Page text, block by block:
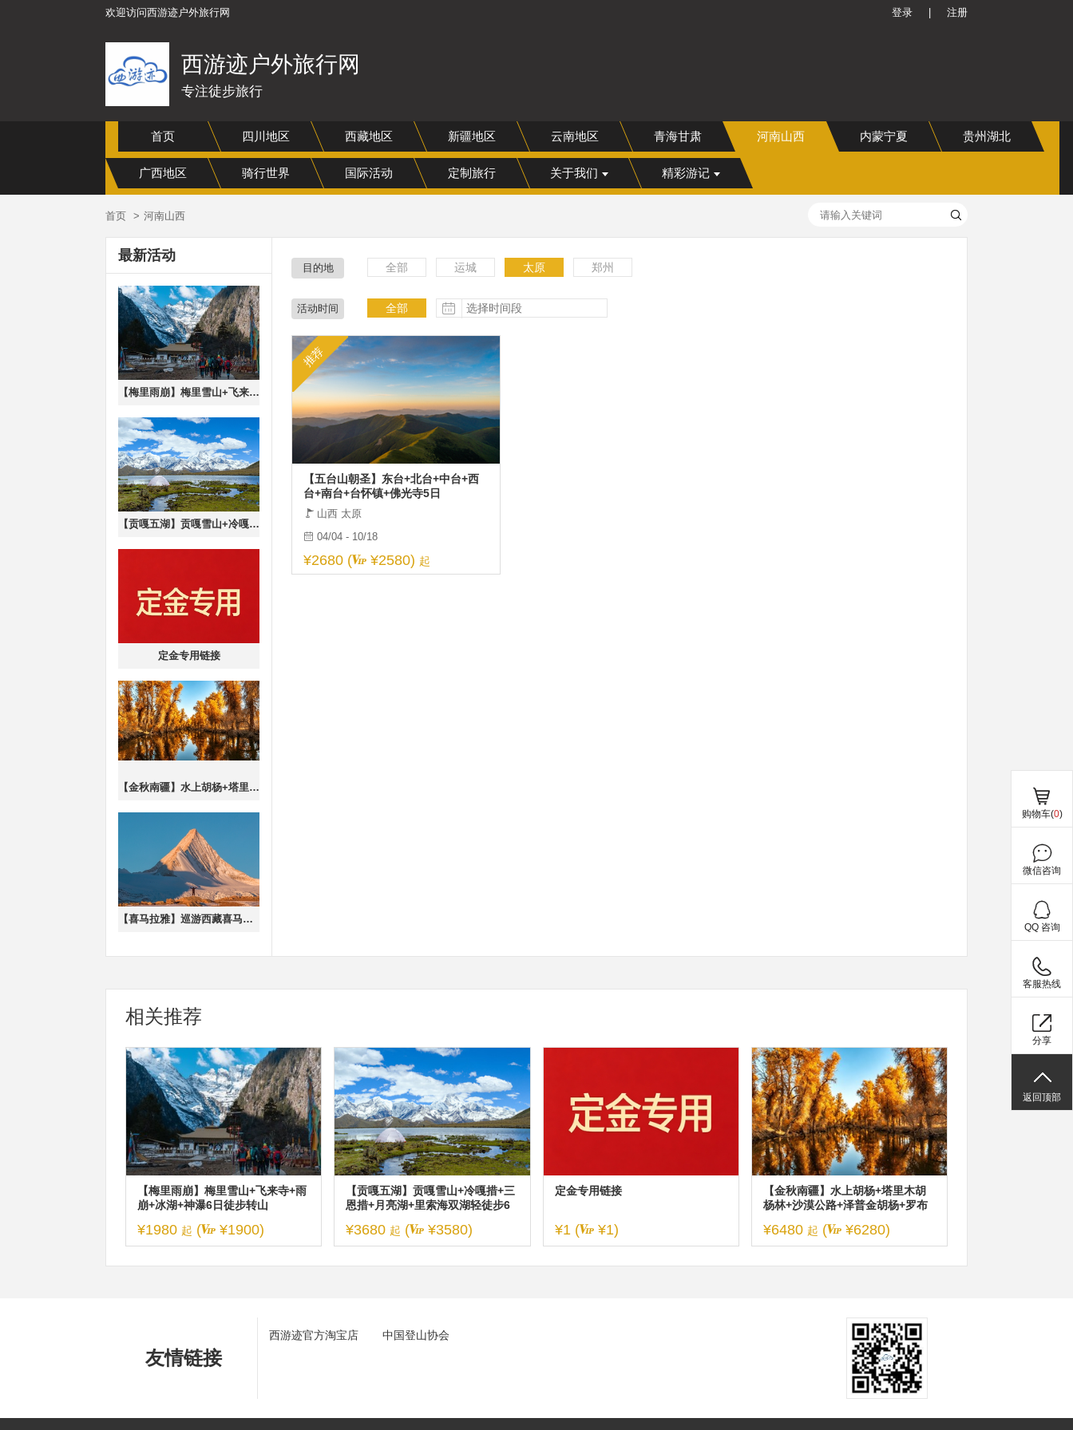
欢迎访问西游迹户外旅行网 登录 注册
西游迹户外旅行网
专注徒步旅行
首页 四川地区 西藏地区 新疆地区 云南地区 青海甘肃 河南山西 内蒙宁夏 贵州湖北
广西地区 骑行世界 国际活动 定制旅行 关于我们 精彩游记
首页 河南山西
最新活动
【梅里雨崩】梅里雪山+飞来寺+雨崩+冰湖+神瀑6日徒步转山
【贡嘎五湖】贡嘎雪山+冷嘎措+三恩措+月亮湖+里索海双湖轻徒步6日
定金专用链接
【金秋南疆】水上胡杨+塔里木胡杨林+沙漠公路+泽普金胡杨+罗布人村寨+喀什古城休闲7日游（2-6人/车）
【喜马拉雅】巡游西藏喜马拉雅边境线8日游·越野车团
目的地 全部 运城 太原 郑州
活动时间 全部
推荐
【五台山朝圣】东台+北台+中台+西
台+南台+台怀镇+佛光寺5日
山西 太原
04/04 - 10/18
¥2680 ( ¥2580) 起
相关推荐
【梅里雨崩】梅里雪山+飞来寺+雨
崩+冰湖+神瀑6日徒步转山
¥1980 起 ( ¥1900)
【贡嘎五湖】贡嘎雪山+冷嘎措+三
恩措+月亮湖+里索海双湖轻徒步6
¥3680 起 ( ¥3580)
定金专用链接
¥1 ( ¥1)
【金秋南疆】水上胡杨+塔里木胡
杨林+沙漠公路+泽普金胡杨+罗布
人/车）
¥6480 起 ( ¥6280)
友情链接
西游迹官方淘宝店 中国登山协会
购物车(0)
微信咨询
QQ 咨询
客服热线
分享
返回顶部